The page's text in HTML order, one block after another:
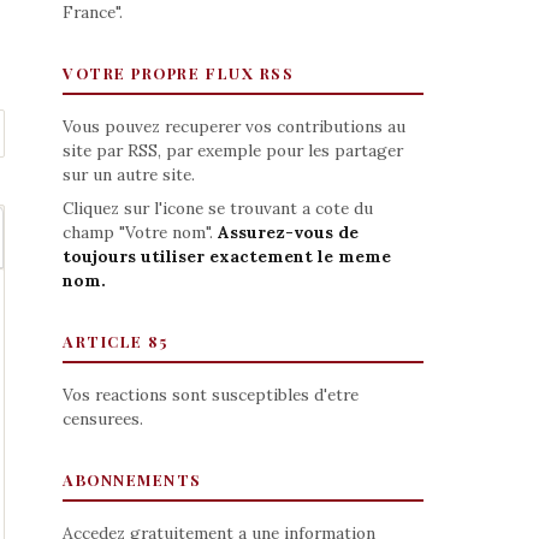
France".
VOTRE PROPRE FLUX RSS
Vous pouvez recuperer vos contributions au
site par RSS, par exemple pour les partager
sur un autre site.
Cliquez sur l'icone se trouvant a cote du
champ "Votre nom". Assurez-vous de
toujours utiliser exactement le meme
nom.
ARTICLE 85
Vos reactions sont susceptibles d'etre
censurees.
ABONNEMENTS
Accedez gratuitement a une information